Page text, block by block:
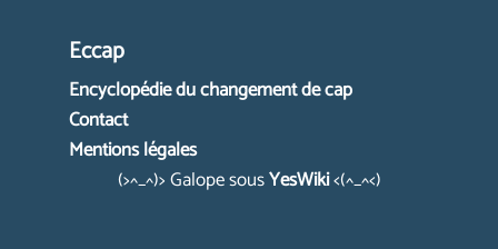
Eccap
Encyclopédie du changement de cap
Contact
Mentions légales
(>^_^)> Galope sousYesWiki<(^_^<)